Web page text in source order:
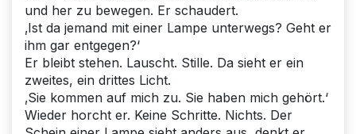
und her zu bewegen. Er schaudert.
‚Ist da jemand mit einer Lampe unterwegs? Geht er
ihm gar entgegen?‘
Er bleibt stehen. Lauscht. Stille. Da sieht er ein
zweites, ein drittes Licht.
‚Sie kommen auf mich zu. Sie haben mich gehört.‘
Wieder horcht er. Keine Schritte. Nichts. Der